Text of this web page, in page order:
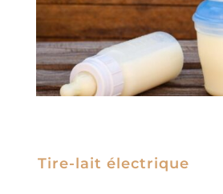
Tire-lait électrique